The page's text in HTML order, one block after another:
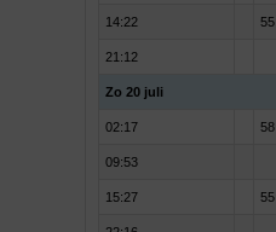
14:22 55
21:12
Zo 20 juli
02:17 58
09:53
15:27 55